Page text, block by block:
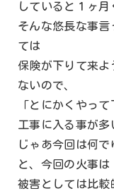
していると１ヶ月
そんな悠長な事
ては
保険が下りて来
ないので、
「とにかくやっ
工事に入る事が多
じゃあ今回は何
と、今回の火事は
被害としては比較